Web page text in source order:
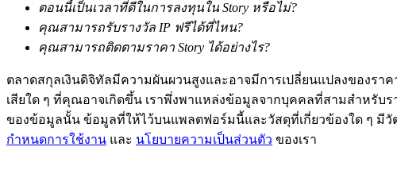
ข้อมูล
การวิเคราะห์ข้อมูลขนาดใหญ่ รวมถึงข้อมูลการค้า ฯลฯ
ตอนนี้เป็นเวลาที่ดีในการลงทุนใน Story หรือไม่?
คุณสามารถรับรางวัล IP ฟรีได้ที่ไหน?
คุณสามารถติดตามราคา Story ได้อย่างไร?
ตลาดสกุลเงินดิจิทัลมีความผันผวนสูงและอาจมีการเปลี่ยนแปลงของรา
เสียใด ๆ ที่คุณอาจเกิดขึ้น เราพึ่งพาแหล่งข้อมูลจากบุคคลที่สามสำหรับ
ของข้อมูลนั้น ข้อมูลที่ให้ไว้บนแพลตฟอร์มนี้และวัสดุที่เกี่ยวข้องใด ๆ มีวั
กำหนดการใช้งาน และ นโยบายความเป็นส่วนตัว ของเรา